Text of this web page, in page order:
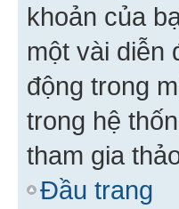
khoản của
một vài diễn
động trong
trong hệ
tham gia
Đầu trang